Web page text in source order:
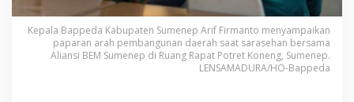
G
e
l
Kepala Bappeda Kabupaten Sumenep Arif Firmanto menyampaikan
paparan arah pembangunan daerah saat sarasehan bersama
Aliansi BEM Sumenep di Ruang Rapat Potret Koneng, Sumenep.
LENSAMADURA/HO-Bappeda